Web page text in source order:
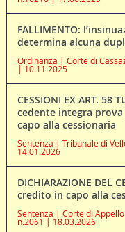
FALLIMENTO:
determina alcuna
Ordinanza | Corte di
| 10.11.2025
CESSIONI EX ART.
cedente integra
capo alla cessionaria
Sentenza | Tribunale di
14.01.2026
DICHIARAZIONE DEL
credito in capo alla
Sentenza | Corte di
n.2061 | 18.03.2026